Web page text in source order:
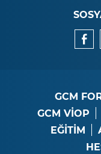
GCM
GCM VİOP
EĞİTİM